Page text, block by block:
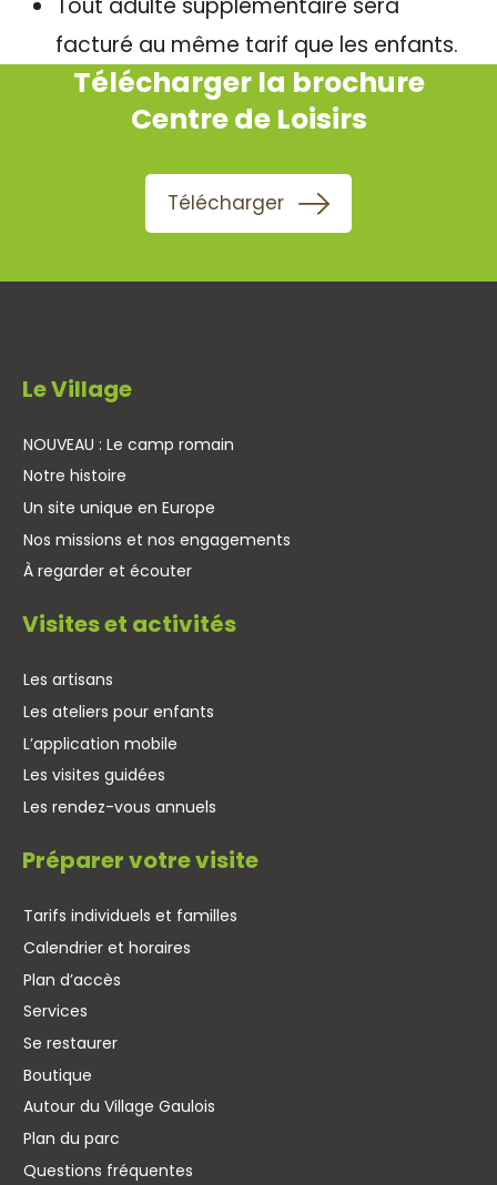
facturé au même tarif que les enfants.
Télécharger la brochure
Centre de Loisirs
Télécharger
Le Village
NOUVEAU : Le camp romain
Notre histoire
Un site unique en Europe
Nos missions et nos engagements
À regarder et écouter
Visites et activités
Les artisans
Les ateliers pour enfants
L’application mobile
Les visites guidées
Les rendez-vous annuels
Préparer votre visite
Tarifs individuels et familles
Calendrier et horaires
Plan d’accès
Services
Se restaurer
Boutique
Autour du Village Gaulois
Plan du parc
Questions fréquentes